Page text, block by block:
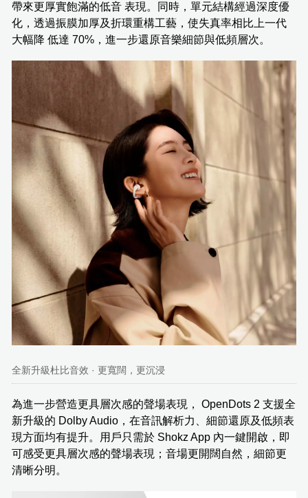
帶來更厚實飽滿的低音 表現。同時，單元結構經過深度優
化，透過振膜加厚及折環重構工藝，使失真率相比上一代
大幅降 低達 70%，進一步還原音樂細節與低頻層次。
全新升級杜比音效 · 更寬闊，更沉浸
為進一步營造更具層次感的聲場表現， OpenDots 2 支援全
新升級的 Dolby Audio，在音訊解析力、細節還原及低頻表
現方面均有提升。用戶只需於 Shokz App 內一鍵開啟，即
可感受更具層次感的聲場表現；音場更開闊自然，細節更
清晰分明。